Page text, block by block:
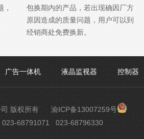
，
包换期内的产品，若出现确因厂方
原因造成的质量问题，用户可以到
经销商处免费换新。
广告一体机 液晶监视器 控制器
版权所有 渝ICP备13007259号 渝
023-68791071 023-68796330